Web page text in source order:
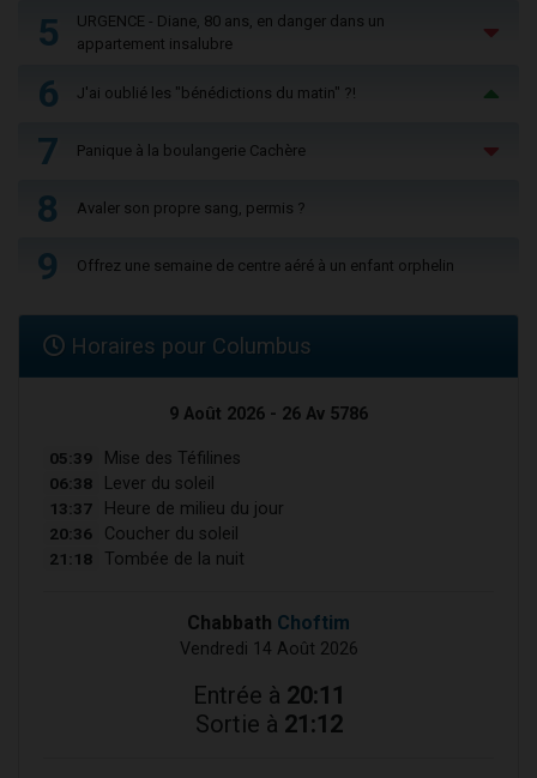
5
URGENCE - Diane, 80 ans, en danger dans un
appartement insalubre
6 J'ai oublié les "bénédictions du matin" ?!
7 Panique à la boulangerie Cachère
8 Avaler son propre sang, permis ?
9 Offrez une semaine de centre aéré à un enfant orphelin
Horaires pour Columbus
9 Août 2026 - 26 Av 5786
05:39 Mise des Téfilines
06:38 Lever du soleil
13:37 Heure de milieu du jour
20:36 Coucher du soleil
21:18 Tombée de la nuit
Chabbath Choftim
Vendredi 14 Août 2026
Entrée à 20:11
Sortie à 21:12